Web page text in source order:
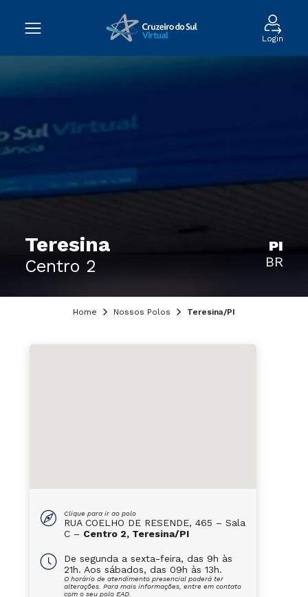
Login
Teresina
Centro 2
PI
BR
Home Nossos Polos Teresina/PI
Clique para ir ao polo
RUA COELHO DE RESENDE, 465 – Sala
C – Centro 2, Teresina/PI
De segunda a sexta-feira, das 9h às
21h. Aos sábados, das 09h às 13h.
O horário de atendimento presencial poderá ter
alterações. Para mais informações, entre em contato
com o seu polo EAD.